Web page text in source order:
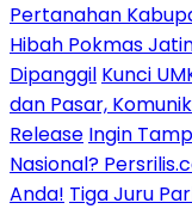
Pertanahan
Hibah Pokmas
Dipanggil Kunci
dan Pasar,
Release Ingin
Nasional?
Anda! Tiga Juru